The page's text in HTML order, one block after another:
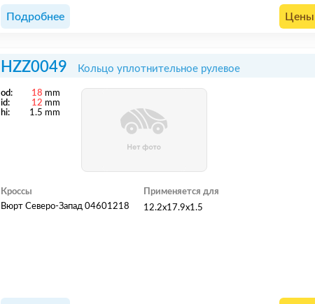
Подробнее Цены
HZZ0049 Кольцо уплотнительное рулевое
od: 18 mm
id:
12 mm
hi:
1.5 mm
Кроссы
Вюрт Северо-Запад 04601218
Применяется для
12.2x17.9x1.5